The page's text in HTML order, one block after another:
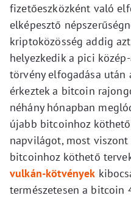
fizetőeszközként való
elképesztő
kriptoközösség addig
helyezkedik a pici
törvény elfogadása után
érkeztek a bitcoin
néhány hónapban
újabb bitcoinhoz
napvilágot, most
bitcoinhoz köthető
vulkán-kötvények
természetesen a